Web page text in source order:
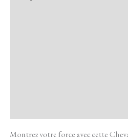
Montrez votre force avec cette